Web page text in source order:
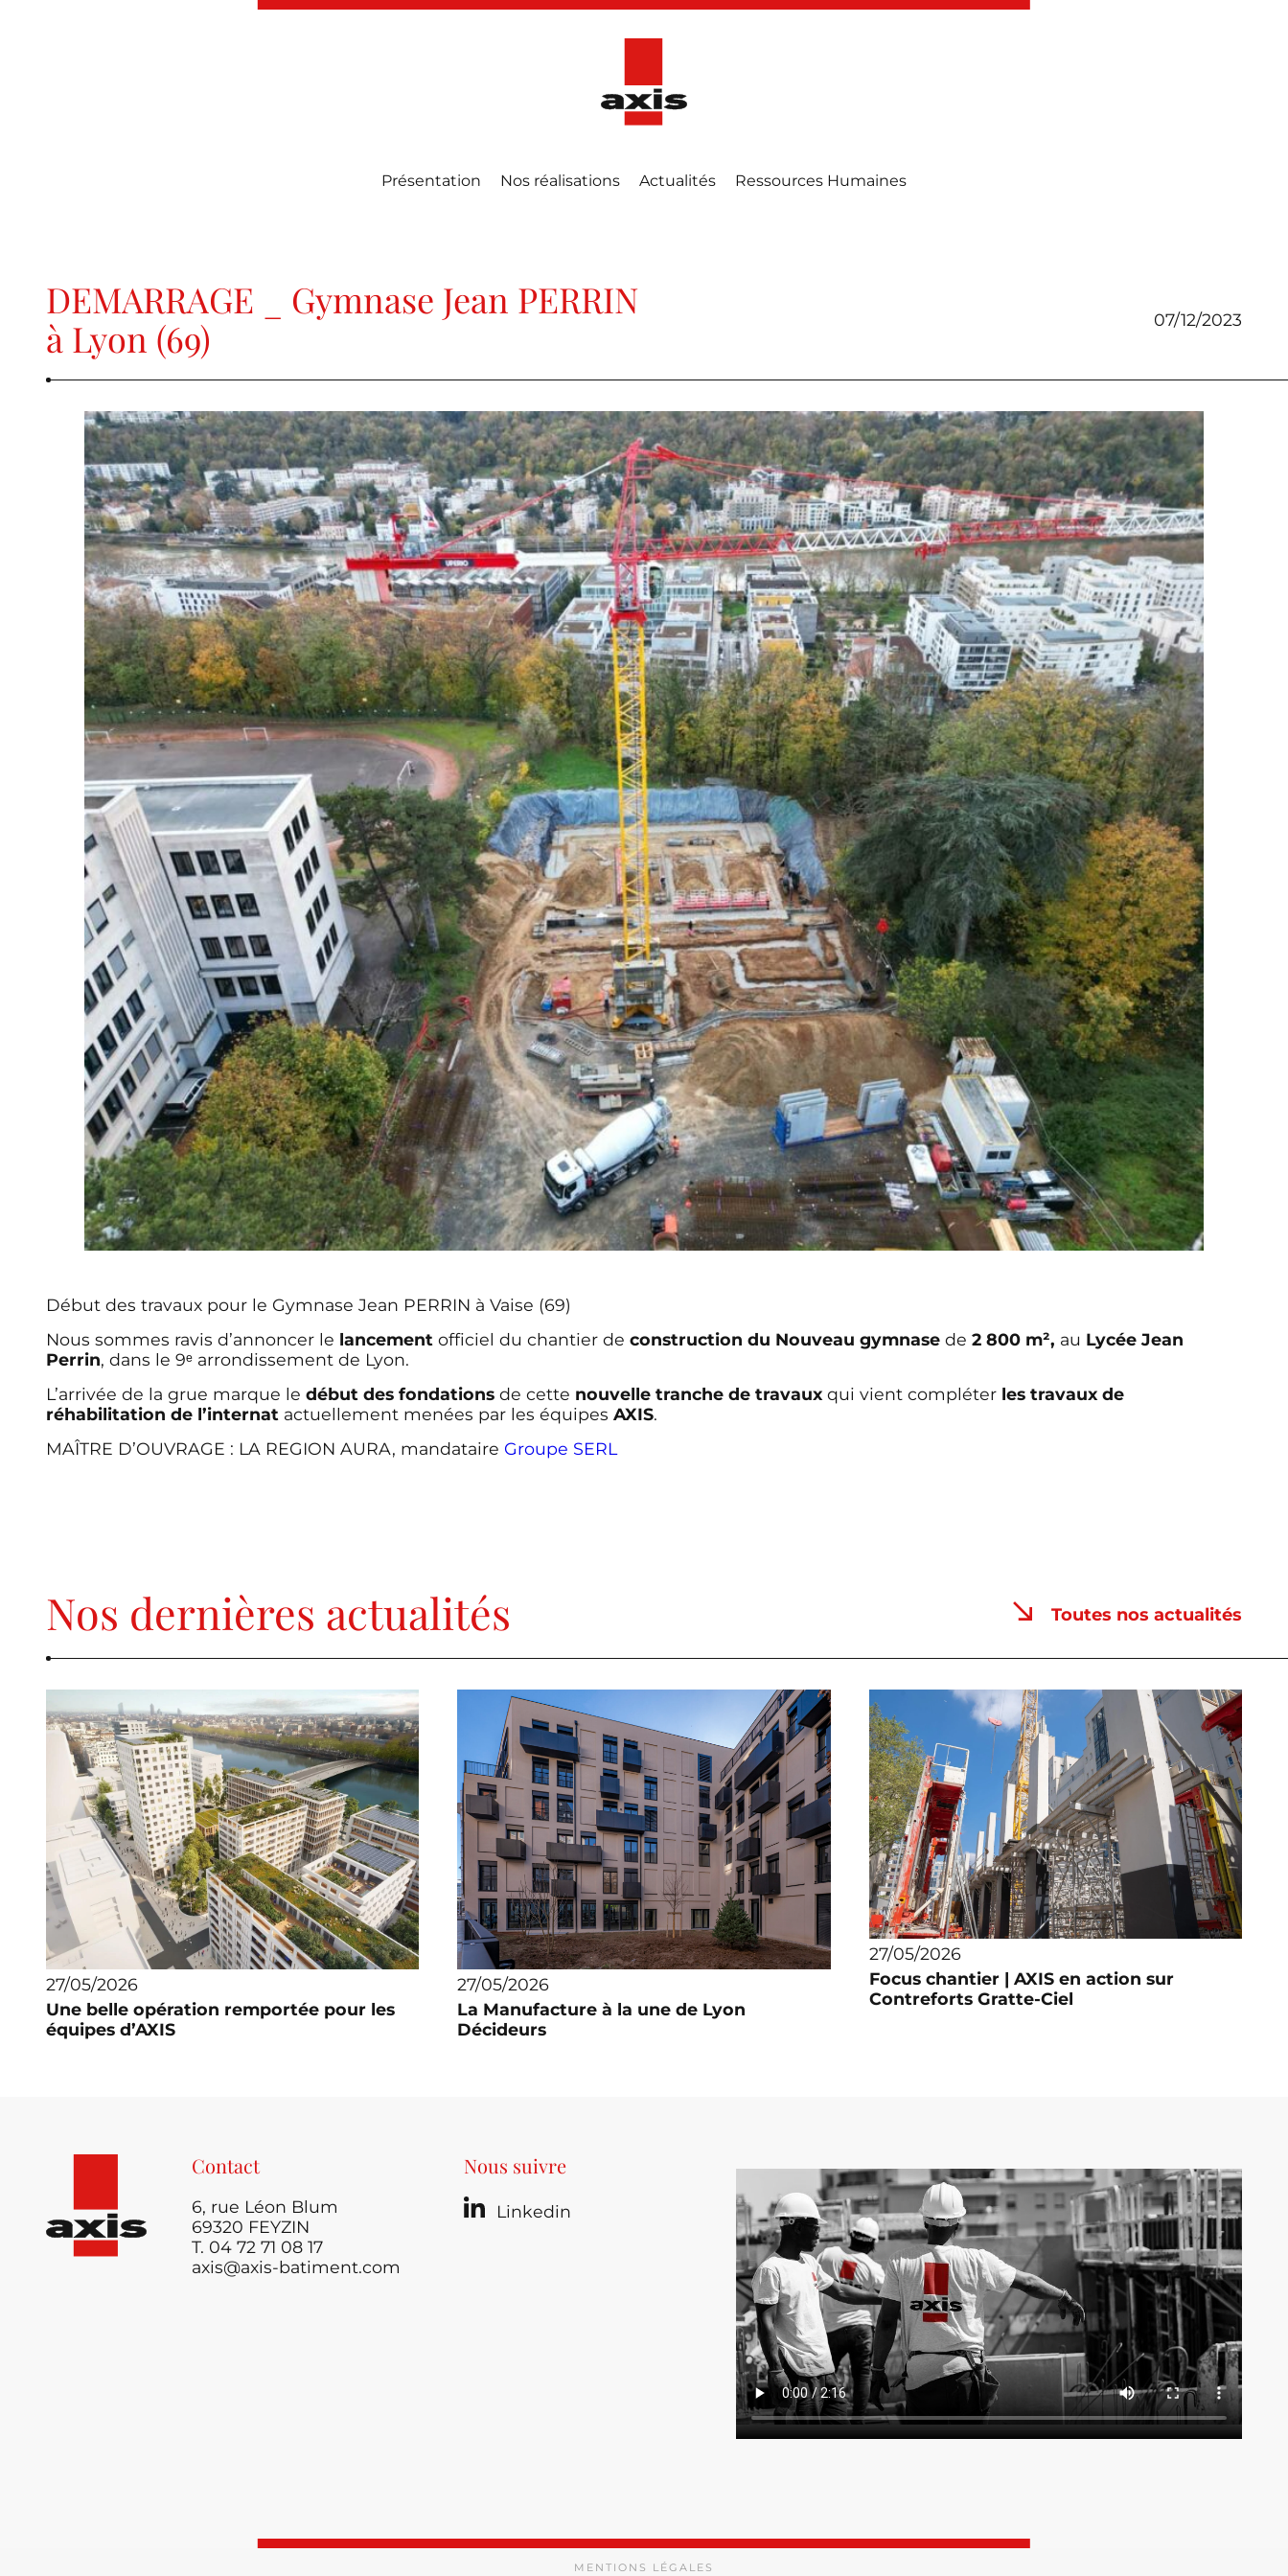
Présentation Nos réalisations Actualités Ressources Humaines
DEMARRAGE _ Gymnase Jean PERRIN
à Lyon (69)
07/12/2023
Début des travaux pour le Gymnase Jean PERRIN à Vaise (69)
Nous sommes ravis d’annoncer le lancement officiel du chantier de construction du Nouveau gymnase de 2 800 m², au Lycée Jean
Perrin, dans le 9ᵉ arrondissement de Lyon.
L’arrivée de la grue marque le début des fondations de cette nouvelle tranche de travaux qui vient compléter les travaux de
réhabilitation de l’internat actuellement menées par les équipes AXIS.
MAÎTRE D’OUVRAGE : LA REGION AURA, mandataire Groupe SERL
Nos dernières actualités Toutes nos actualités
27/05/2026
Une belle opération remportée pour les
équipes d’AXIS
27/05/2026
La Manufacture à la une de Lyon
Décideurs
27/05/2026
Focus chantier | AXIS en action sur
Contreforts Gratte-Ciel
Contact
6, rue Léon Blum
69320 FEYZIN
T. 04 72 71 08 17
axis@axis-batiment.com
Nous suivre
Linkedin
MENTIONS LÉGALES